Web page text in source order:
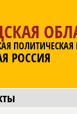
ПОЛИТИЧЕСКАЯ
РОССИЯ